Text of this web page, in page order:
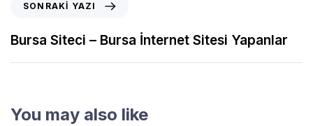
SONRAKI YAZI
Bursa Siteci – Bursa İnternet Sitesi Yapanlar
You may also like